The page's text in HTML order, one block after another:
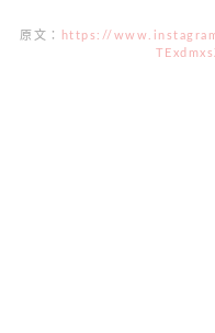
原文：
https://